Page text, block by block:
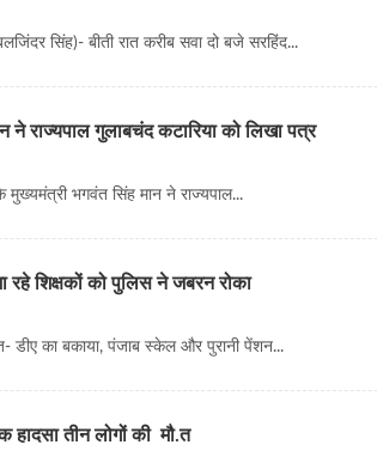
सिंह)- बीती रात करीब सवा दो बजे सरहिंद...
ने राज्यपाल गुलाबचंद कटारिया को लिखा पत्र
भगवंत सिंह मान ने राज्यपाल...
रहे शिक्षकों को पुलिस ने जबरन रोका
डीए का बकाया, पंजाब स्केल और पुरानी पेंशन...
तीन लोगों की मौ.त